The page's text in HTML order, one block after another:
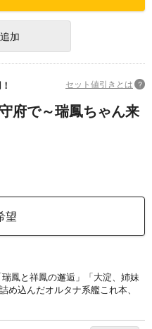
加
セット値引きとは ?
府で～瑞鳳ちゃん来
望
鳳と祥鳳の邂逅」「大淀、姉妹
込んだオルタナ系艦これ本、